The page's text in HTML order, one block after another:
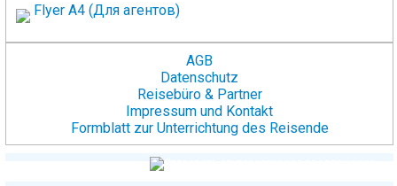
Flyer A4 (Для агентов)
AGB
Datenschutz
Reisebüro & Partner
Impressum und Kontakt
Formblatt zur Unterrichtung des Reisende